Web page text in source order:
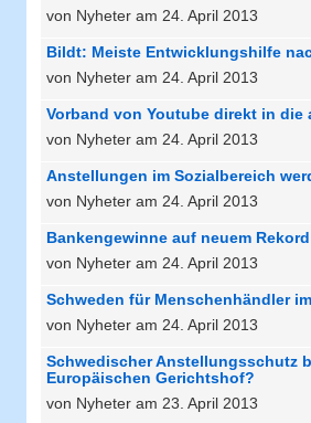
von Nyheter am 24. April 2013
Bildt: Meiste Entwicklungshilfe
von Nyheter am 24. April 2013
Vorband von Youtube direkt in die
von Nyheter am 24. April 2013
Anstellungen im Sozialbereich
von Nyheter am 24. April 2013
Bankengewinne auf neuem
von Nyheter am 24. April 2013
Schweden für Menschenhändler
von Nyheter am 24. April 2013
Schwedischer Anstellungsschutz
Europäischen Gerichtshof?
von Nyheter am 23. April 2013